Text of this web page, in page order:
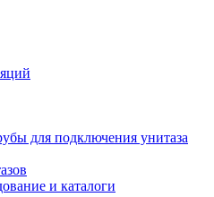
для подключения унитаза
и каталоги